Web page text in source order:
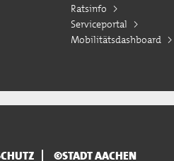
Ratsinfo
Serviceportal
Mobilitätsdashboard
©STADT AACHEN